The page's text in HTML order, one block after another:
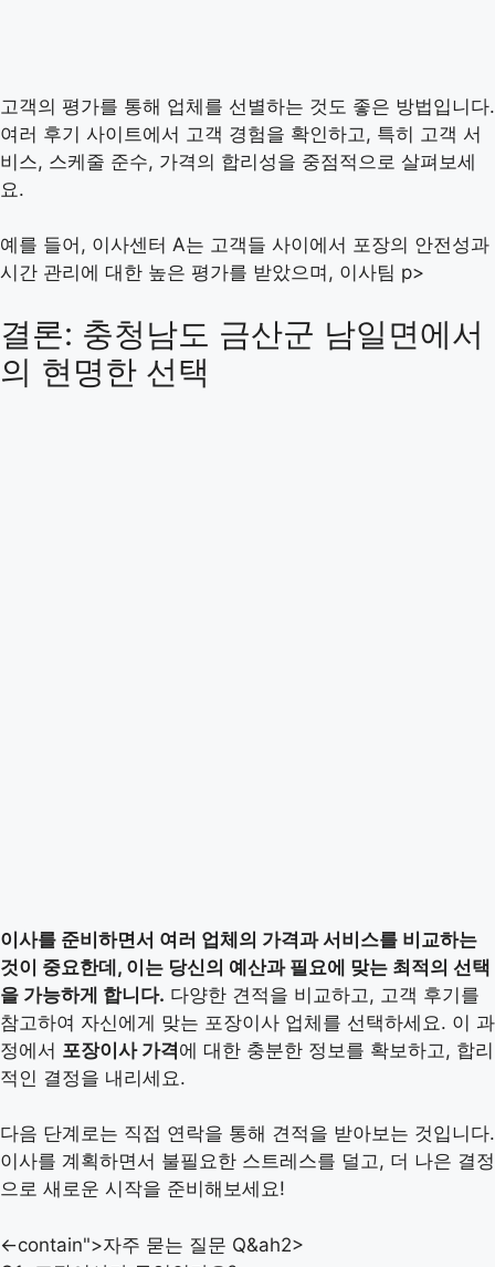
고객의 평가를 통해 업체를 선별하는 것도 좋은 방법입니다.
여러 후기 사이트에서 고객 경험을 확인하고, 특히 고객 서
비스, 스케줄 준수, 가격의 합리성을 중점적으로 살펴보세
요.
예를 들어, 이사센터 A는 고객들 사이에서 포장의 안전성과
시간 관리에 대한 높은 평가를 받았으며, 이사팀 p>
결론: 충청남도 금산군 남일면에서
의 현명한 선택
이사를 준비하면서 여러 업체의 가격과 서비스를 비교하는
것이 중요한데, 이는 당신의 예산과 필요에 맞는 최적의 선택
을 가능하게 합니다. 다양한 견적을 비교하고, 고객 후기를
참고하여 자신에게 맞는 포장이사 업체를 선택하세요. 이 과
정에서 포장이사 가격에 대한 충분한 정보를 확보하고, 합리
적인 결정을 내리세요.
다음 단계로는 직접 연락을 통해 견적을 받아보는 것입니다.
이사를 계획하면서 불필요한 스트레스를 덜고, 더 나은 결정
으로 새로운 시작을 준비해보세요!
<-contain">자주 묻는 질문 Q&ah2>